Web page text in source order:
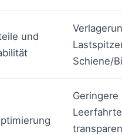
und
Schiene/
Geringere